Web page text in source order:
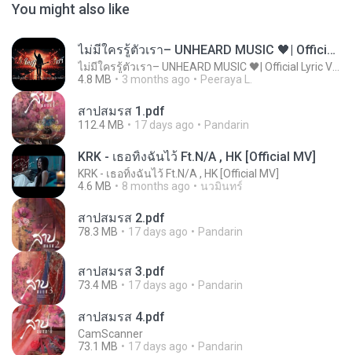
You might also like
ไม่มีใครรู้ตัวเรา– UNHEARD MUSIC 🖤| Official Lyric Video | เพลงสู้ชีวิต
4.8 MB
3 months ago Peeraya L.
สาปสมรส 1.pdf
112.4 MB 17 days ago Pandarin
KRK - เธอทิ้งฉันไว้ Ft.N/A , HK [Official MV]
KRK - เธอทิ้งฉันไว้ Ft.N/A , HK [Official MV]
4.6 MB
8 months ago นวมินทร์
สาปสมรส 2.pdf
78.3 MB 17 days ago Pandarin
สาปสมรส 3.pdf
73.4 MB 17 days ago Pandarin
สาปสมรส 4.pdf
CamScanner
73.1 MB
17 days ago Pandarin